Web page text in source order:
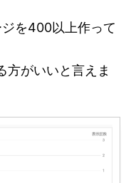
を400以上作って
方がいいと言えま